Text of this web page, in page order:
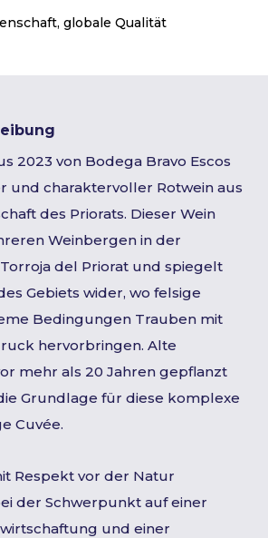
globale Qualität
2023 von Bodega Bravo Escos
und charaktervoller Rotwein aus
des Priorats. Dieser Wein
Weinbergen in der
del Priorat und spiegelt
Gebiets wider, wo felsige
Bedingungen Trauben mit
hervorbringen. Alte
mehr als 20 Jahren gepflanzt
Grundlage für diese komplexe
Cuvée.
Respekt vor der Natur
der Schwerpunkt auf einer
und einer